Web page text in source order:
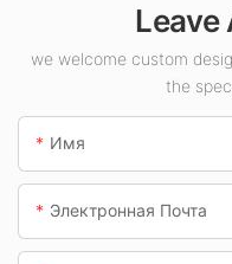
мощностью 100
Вт для внутренних
помещений, таких
как
автозаправочные
станции и
подземные
переходы.
Leave
we welcome custom
the
Имя
Электронная Почта